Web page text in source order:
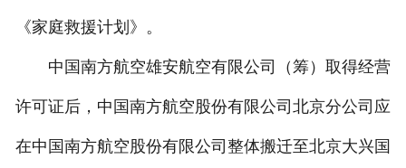
《家庭救援计划》。
中国南方航空雄安航空有限公司（筹）取得经营
许可证后，中国南方航空股份有限公司北京分公司应
在中国南方航空股份有限公司整体搬迁至北京大兴国